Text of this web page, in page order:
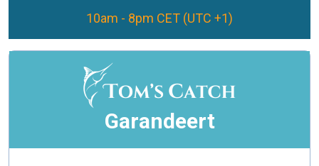
10am - 8pm CET (UTC +1)
Garandeert